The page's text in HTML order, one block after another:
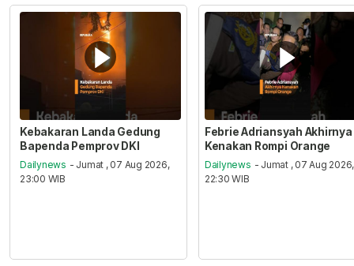
Kebakaran Landa Gedung
Bapenda Pemprov DKI
Dailynews - Jumat , 07 Aug 2026,
23:00 WIB
Febrie Adriansyah Akhirnya
Kenakan Rompi Orange
Dailynews - Jumat , 07 Aug 2026,
22:30 WIB